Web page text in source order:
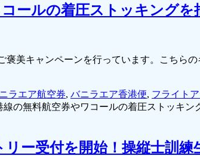
ールの着圧ストッキングを
美キャンペーンを行っています。こちら
ラエア航空券, バニラエア香港便, フライト
の無料航空券やワコールの着圧ストッキン
ー受付を開始！操縦士訓